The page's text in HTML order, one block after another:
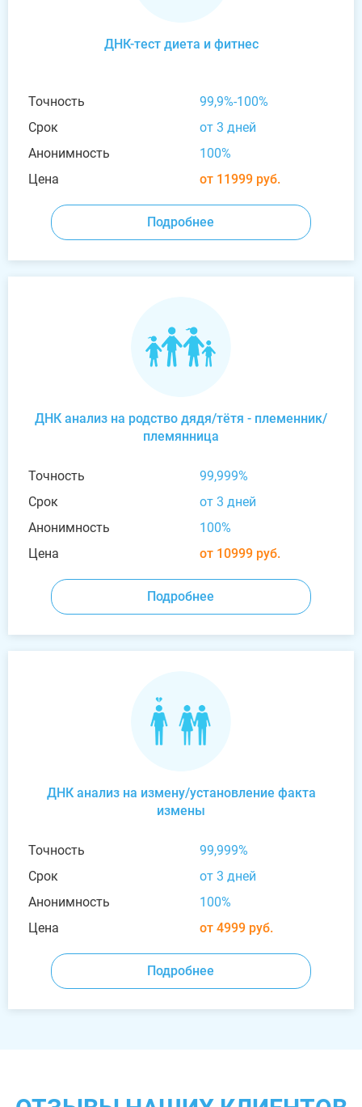
ДНК-тест диета и фитнес
Точность
99,9%-100%
Срок
от 3 дней
Анонимность
100%
Цена
от 11999 руб.
Подробнее
ДНК анализ на родство дядя/тётя - племенник/
племянница
Точность
99,999%
Срок
от 3 дней
Анонимность
100%
Цена
от 10999 руб.
Подробнее
ДНК анализ на измену/установление факта
измены
Точность
99,999%
Срок
от 3 дней
Анонимность
100%
Цена
от 4999 руб.
Подробнее